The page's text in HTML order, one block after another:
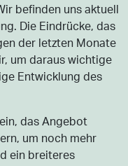
befinden uns aktuell
Die Eindrücke, das
der letzten Monate
um daraus wichtige
Entwicklung des
das Angebot
um noch mehr
ein breiteres